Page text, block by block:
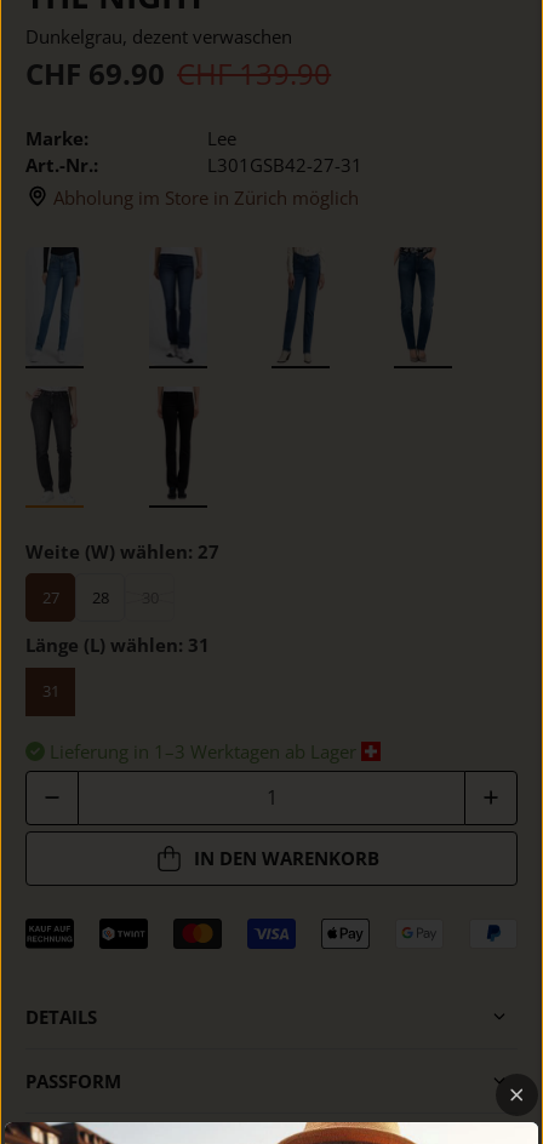
Dunkelgrau, dezent verwaschen
CHF 69.90 CHF 139.90
Marke:
Lee
Art.-Nr.:
L301GSB42-27-31
Abholung im Store in Zürich möglich
Weite (W) wählen: 27
27 28
Länge (L) wählen: 31
31
Lieferung in 1–3 Werktagen ab Lager
IN DEN WARENKORB
DETAILS
PASSFORM